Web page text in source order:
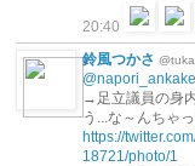
20:40
鈴風つかさ
@napori_ankake
→足立議員の身
う...な～んちゃ
https://
18721/photo/1